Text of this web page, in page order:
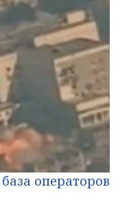
операторов